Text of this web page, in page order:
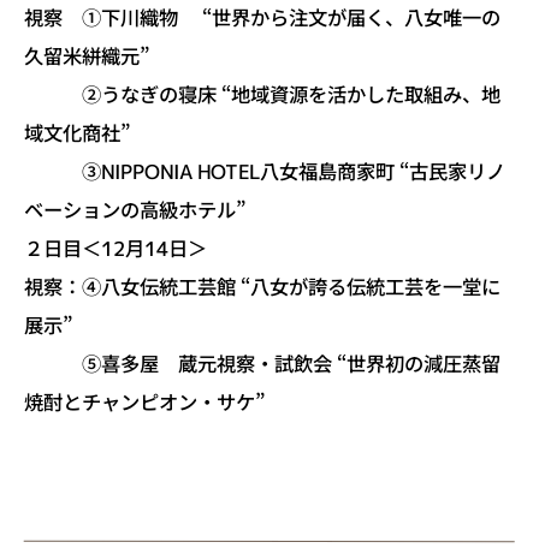
視察 ①下川織物 “世界から注文が届く、八女唯一の
久留米絣織元”
②うなぎの寝床 “地域資源を活かした取組み、地
域文化商社”
③NIPPONIA HOTEL八女福島商家町 “古民家リノ
ベーションの高級ホテル”
２日目＜12月14日＞
視察：④八女伝統工芸館 “八女が誇る伝統工芸を一堂に
展示”
⑤喜多屋 蔵元視察・試飲会 “世界初の減圧蒸留
焼酎とチャンピオン・サケ”